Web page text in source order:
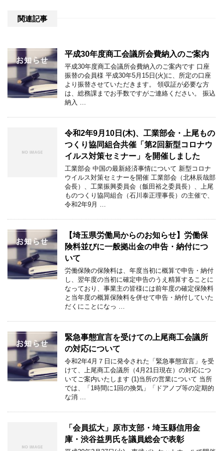
関連記事
平成30年度商工会議所会費納入のご案内
平成30年度商工会議所会費納入のご案内です 口座
振替の会員様 平成30年5月15日(火)に、所定の口座
より振替させていただきます。 領収証が必要な方
は、総務課までお手数ですがご連絡ください。 振込
納入 …
令和2年9月10日(木)、工業部会・上尾もの
つくり協同組合共催「第2回新型コロナウ
イルス対策セミナー」を開催しました
工業部会 中国の最新経済事情について 新型コロナ
ウイルス対策セミナーを開催 工業部会（北林辰哉部
会長）、工業振興委員会（飯田裕之委員長）、上尾
ものつくり協同組合（石川泰正理事長）の主催で、
令和2年9月 …
【埼玉県労働局からのお知らせ】労働保
険料並びに一般拠出金の申告・納付につ
いて
労働保険の保険料は、年度当初に概算で申告・納付
し、翌年度の当初に確定申告のうえ精算することに
なっており、事業主の皆様には前年度の確定保険料
と当年度の概算保険料を併せて申告・納付していた
だくにことになっ …
緊急事態宣言を受けての上尾商工会議所
の対応について
令和2年4月７日に発令された「緊急事態宣言」を受
けて、上尾商工会議所（4月21日現在）の対応につ
いてご案内いたします (1)当所の営業について 当所
では、「1時間に1回の換気」「ドアノブ等の定期的
な消 …
「会員拡大」原市支部・埼玉縣信用金
庫・渋谷益男氏を議員総会で表彰